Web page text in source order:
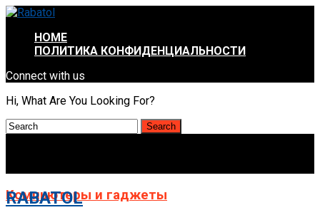
HOME
ПОЛИТИКА КОНФИДЕНЦИАЛЬНОСТИ
Connect with us
Hi, What Are You Looking For?
RABATOL
Компьютеры и гаджеты